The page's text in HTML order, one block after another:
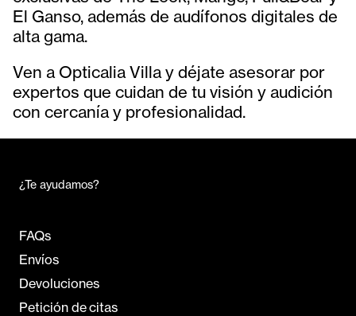
El Ganso, además de audífonos digitales de
alta gama.
Ven a Opticalia Villa y déjate asesorar por
expertos que cuidan de tu visión y audición
con cercanía y profesionalidad.
¿Te ayudamos?
FAQs
Envíos
Devoluciones
Petición de citas